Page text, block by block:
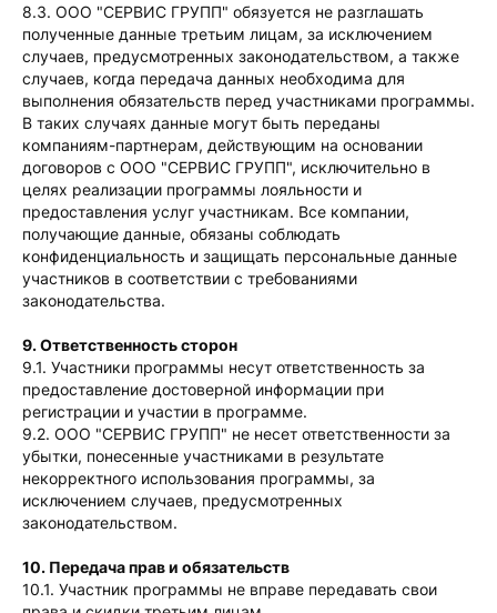
8.3. ООО "СЕРВИС ГРУПП" обязуется не разглашать
полученные данные третьим лицам, за исключением
случаев, предусмотренных законодательством, а также
случаев, когда передача данных необходима для
выполнения обязательств перед участниками программы.
В таких случаях данные могут быть переданы
компаниям-партнерам, действующим на основании
договоров с ООО "СЕРВИС ГРУПП", исключительно в
целях реализации программы лояльности и
предоставления услуг участникам. Все компании,
получающие данные, обязаны соблюдать
конфиденциальность и защищать персональные данные
участников в соответствии с требованиями
законодательства.
9. Ответственность сторон
9.1. Участники программы несут ответственность за
предоставление достоверной информации при
регистрации и участии в программе.
9.2. ООО "СЕРВИС ГРУПП" не несет ответственности за
убытки, понесенные участниками в результате
некорректного использования программы, за
исключением случаев, предусмотренных
законодательством.
10. Передача прав и обязательств
10.1. Участник программы не вправе передавать свои